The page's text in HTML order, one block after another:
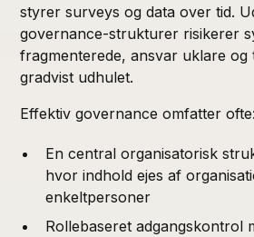
styrer surveys og data over tid.
governance-strukturer risikerer
fragmenterede, ansvar uklare og
gradvist udhulet.
Effektiv governance omfatter ofte:
En central organisatorisk
hvor indhold ejes af
enkeltpersoner
Rollebaseret adgangskontrol